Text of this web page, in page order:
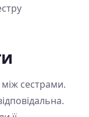
сестрами.